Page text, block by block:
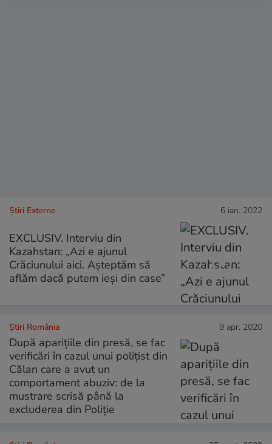
Știri Externe 6 ian. 2022
EXCLUSIV. Interviu din
Kazahstan: „Azi e ajunul
Crăciunului aici. Așteptăm să
aflăm dacă putem ieși din case”
Știri România 9 apr. 2020
După aparițiile din presă, se fac
verificări în cazul unui polițist din
Călan care a avut un
comportament abuziv: de la
mustrare scrisă până la
excluderea din Poliție